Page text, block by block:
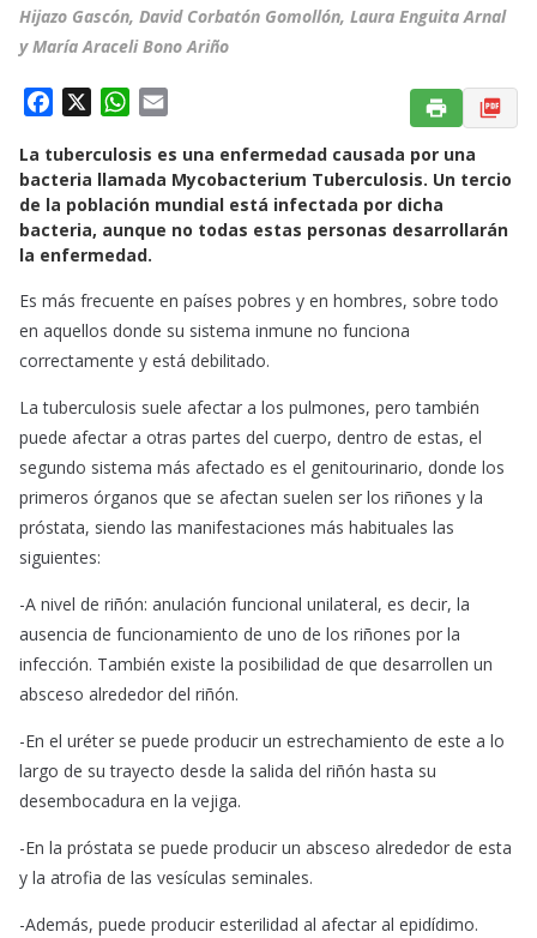
Hijazo Gascón, David Corbatón Gomollón, Laura Enguita Arnal
y María Araceli Bono Ariño
c
e
b
o
k
W
a
t
s
A
p
a
l
La tuberculosis es una enfermedad causada por una
bacteria llamada Mycobacterium Tuberculosis. Un tercio
de la población mundial está infectada por dicha
bacteria, aunque no todas estas personas desarrollarán
la enfermedad.
Es más frecuente en países pobres y en hombres, sobre todo
en aquellos donde su sistema inmune no funciona
correctamente y está debilitado.
La tuberculosis suele afectar a los pulmones, pero también
puede afectar a otras partes del cuerpo, dentro de estas, el
segundo sistema más afectado es el genitourinario, donde los
primeros órganos que se afectan suelen ser los riñones y la
próstata, siendo las manifestaciones más habituales las
siguientes:
-A nivel de riñón: anulación funcional unilateral, es decir, la
ausencia de funcionamiento de uno de los riñones por la
infección. También existe la posibilidad de que desarrollen un
absceso alrededor del riñón.
-En el uréter se puede producir un estrechamiento de este a lo
largo de su trayecto desde la salida del riñón hasta su
desembocadura en la vejiga.
-En la próstata se puede producir un absceso alrededor de esta
y la atrofia de las vesículas seminales.
-Además, puede producir esterilidad al afectar al epidídimo.